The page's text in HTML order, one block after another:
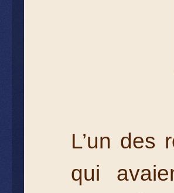
L’un des
qui